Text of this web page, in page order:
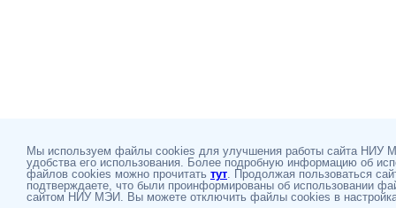
Мы используем файлы cookies для улучшения работы сайта НИУ
удобства его использования. Более подробную информацию об
файлов cookies можно прочитать тут. Продолжая пользоваться
подтверждаете, что были проинформированы об использовании
сайтом НИУ МЭИ. Вы можете отключить файлы cookies в